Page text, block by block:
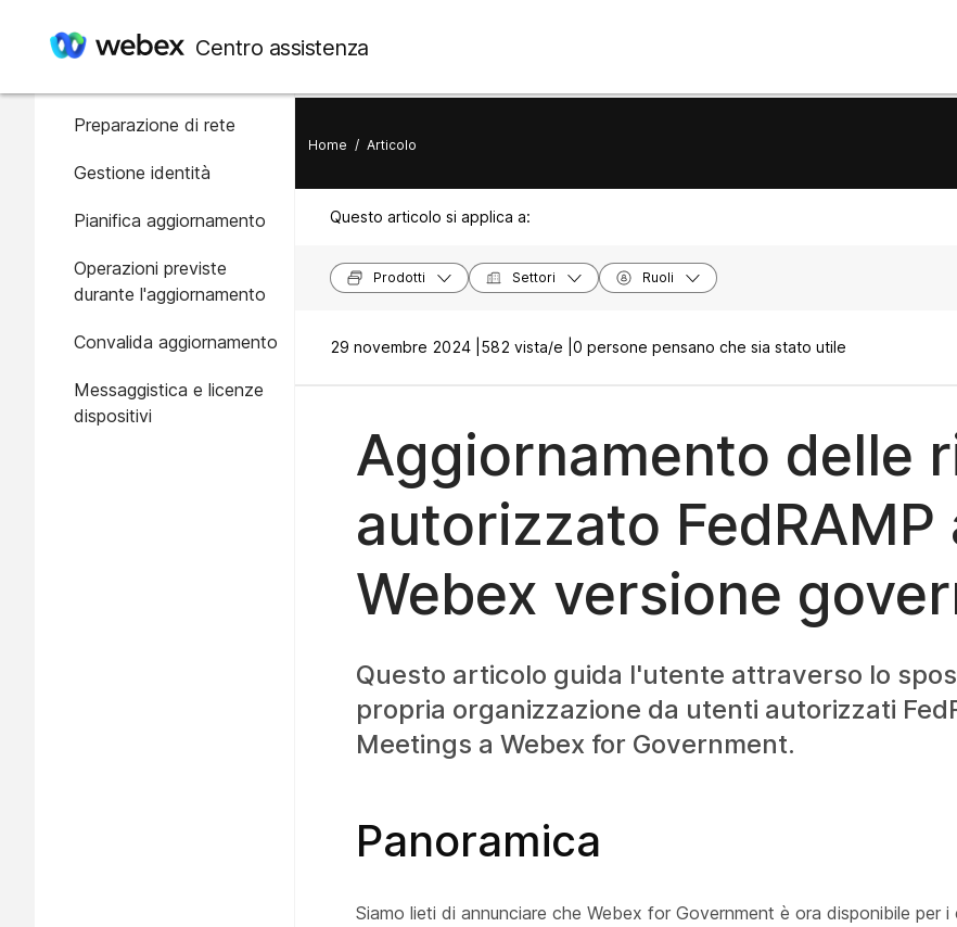
Centro assistenza
In questo articolo
Preparazione di rete
Gestione identità
Pianifica aggiornamento
Operazioni previste
durante l'aggiornamento
Convalida aggiornamento
Messaggistica e licenze
dispositivi
Home / Articolo
Questo articolo si applica a:
Prodotti Settori Ruoli
29 novembre 2024 | 582 vista/e | 0 persone pensano che sia stato utile
Aggiornamento delle
autorizzato FedRAMP
Webex versione
Questo articolo guida l'utente attraverso lo
propria organizzazione da utenti autorizzati
Meetings a Webex for Government.
Panoramica
Siamo lieti di annunciare che Webex for Government è ora disponibile per